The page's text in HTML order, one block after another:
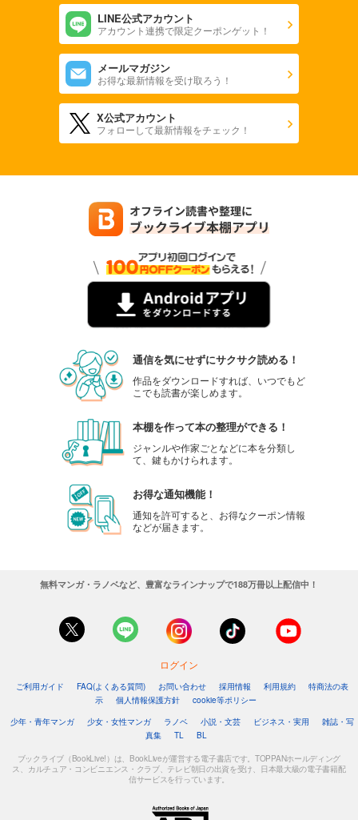
LINE公式アカウント
アカウント連携で限定クーポンゲット！
メールマガジン
お得な最新情報を受け取ろう！
X公式アカウント
フォローして最新情報をチェック！
通信を気にせずにサクサク読める！
作品をダウンロードすれば、いつでもど
こでも読書が楽しめます。
本棚を作って本の整理ができる！
ジャンルや作家ごとなどに本を分類し
て、鍵もかけられます。
お得な通知機能！
通知を許可すると、お得なクーポン情報
などが届きます。
無料マンガ・ラノベなど、豊富なラインナップで188万冊以上配信中！
ログイン
ご利用ガイド FAQ(よくある質問) お問い合わせ 採用情報 利用規約
特商法の表
示
個人情報保護方針
cookie等ポリシー
少年・青年マンガ
少女・女性マンガ ラノベ 小説・文芸 ビジネス・実用
雑誌・写
真集
TL BL
ブックライブ（BookLive!）は、BookLiveが運営する電子書店です。TOPPANホールディング
ス、カルチュア・コンビニエンス・クラブ、テレビ朝日の出資を受け、日本最大級の電子書籍配
信サービスを行っています。